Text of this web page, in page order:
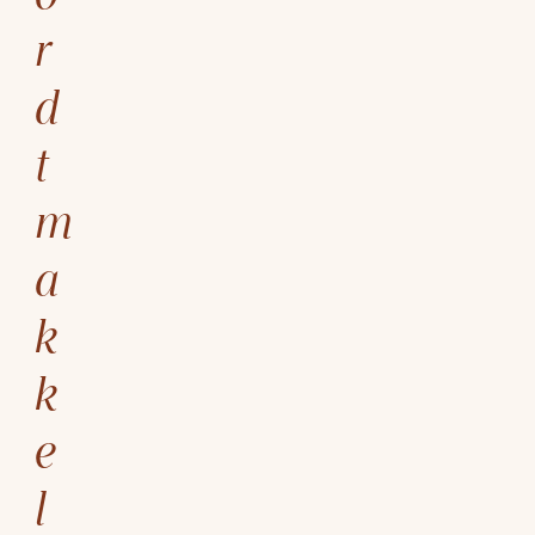
r
d
t
m
a
k
k
e
l